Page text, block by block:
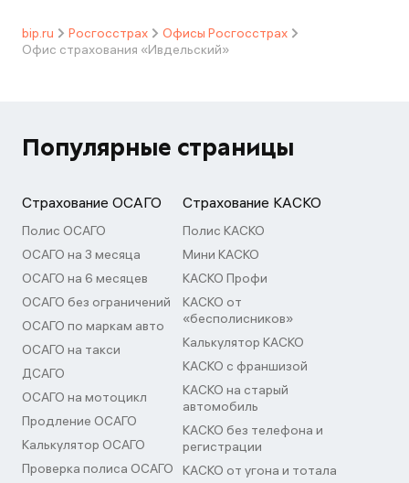
bip.ru Росгосстрах
Офисы Росгосстрах
Офис страхования «Ивдельский»
Популярные страницы
Страхование ОСАГО
Полис ОСАГО
ОСАГО на 3 месяца
ОСАГО на 6 месяцев
ОСАГО без ограничений
ОСАГО по маркам авто
ОСАГО на такси
ДСАГО
ОСАГО на мотоцикл
Продление ОСАГО
Калькулятор ОСАГО
Проверка полиса ОСАГО
Страхование КАСКО
Полис КАСКО
Мини КАСКО
КАСКО Профи
КАСКО от
«бесполисников»
Калькулятор КАСКО
КАСКО с франшизой
КАСКО на старый
автомобиль
КАСКО без телефона и
регистрации
КАСКО от угона и тотала